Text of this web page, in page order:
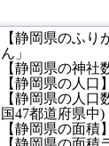
【静岡県のふり
ん」
【静岡県の神社
【静岡県の人口
【静岡県の人口
国47都道府県中)
【静岡県の面積